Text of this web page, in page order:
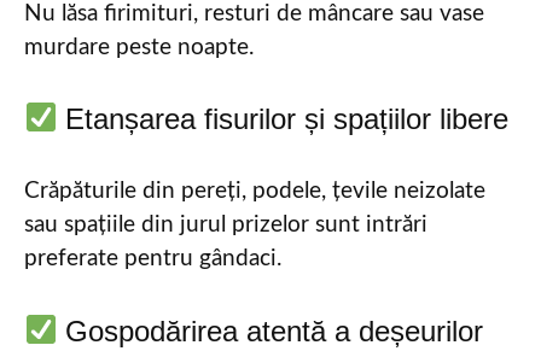
Nu lăsa firimituri, resturi de mâncare sau vase
murdare peste noapte.
Etanșarea fisurilor și spațiilor libere
Crăpăturile din pereți, podele, țevile neizolate
sau spațiile din jurul prizelor sunt intrări
preferate pentru gândaci.
Gospodărirea atentă a deșeurilor